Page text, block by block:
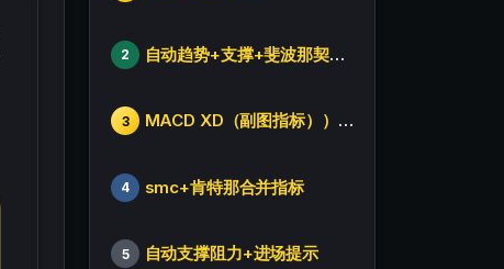
2 自动趋势+支撑+斐波那契+箱体
3 MACD XD（副图指标））修改版
4 smc+肯特那合并指标
5 自动支撑阻力+进场提示